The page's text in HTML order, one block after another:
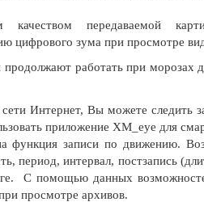
передаваемой
цифрового зума при просмотре
работать при морозах
Интернет, Вы можете следить
приложение XM_eye для
функция записи по движению.
период, интервал, постзапись
С помощью данных
просмотре архивов.